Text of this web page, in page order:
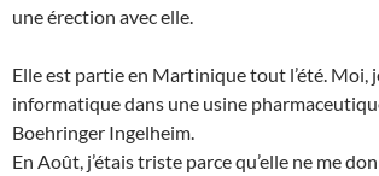
une érection avec elle.
Elle est partie en Martinique tout l’été. Moi,
informatique dans une usine
Boehringer Ingelheim.
En Août, j’étais triste parce qu’elle ne me